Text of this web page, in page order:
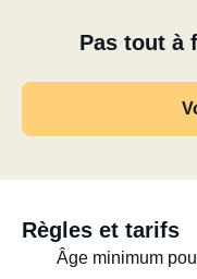
Pas tout à
Règles et tarifs
Âge minimum